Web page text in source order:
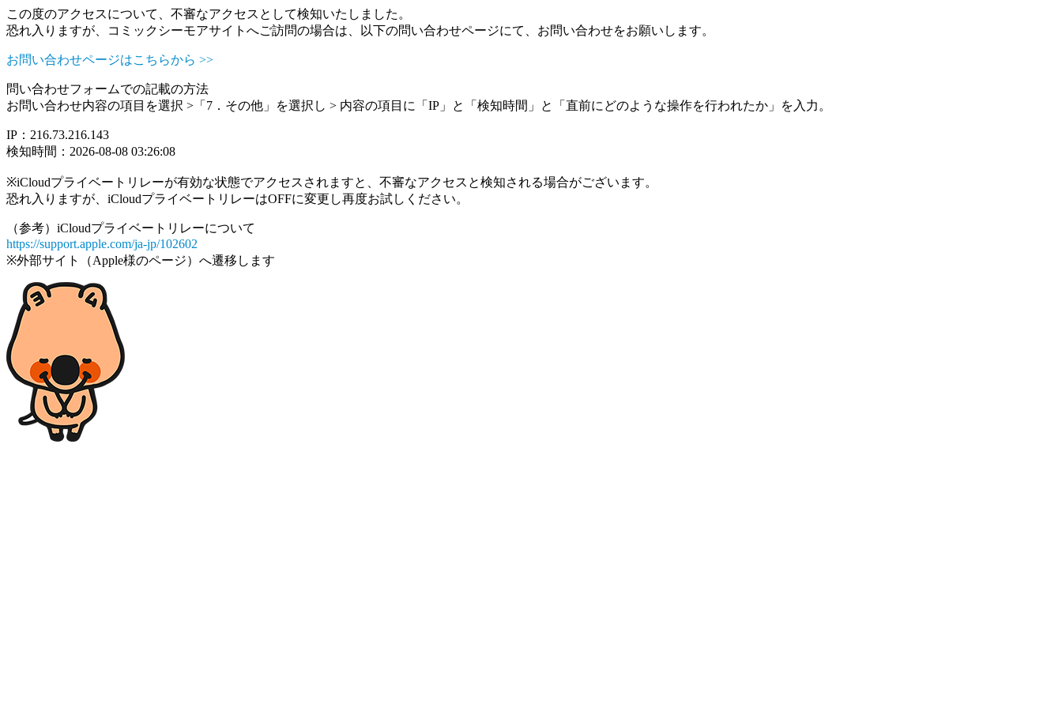
この度のアクセスについて、不審なアクセスとして検知いたしました。
恐れ入りますが、コミックシーモアサイトへご訪問の場合は、以下の問い合わせページにて、お問い合わせをお願いします。
お問い合わせページはこちらから >>
問い合わせフォームでの記載の方法
お問い合わせ内容の項目を選択 >「7．その他」を選択し > 内容の項目に「IP」と「検知時間」と「直前にどのような操作を行われたか」を入力。
IP：216.73.216.143
検知時間：2026-08-08 03:26:08
※iCloudプライベートリレーが有効な状態でアクセスされますと、不審なアクセスと検知される場合がございます。
恐れ入りますが、iCloudプライベートリレーはOFFに変更し再度お試しください。
（参考）iCloudプライベートリレーについて
https://support.apple.com/ja-jp/102602
※外部サイト（Apple様のページ）へ遷移します